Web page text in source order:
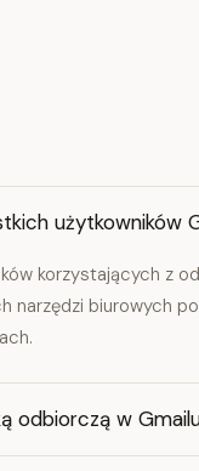
użytkowników
korzystających z
narzędzi biurowych
odbiorczą w